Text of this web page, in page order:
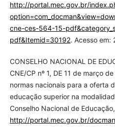
http://portal.mec.gov.br/
cne-ces-564-15-
pdf&Itemid=30192. Acesso em:
CONSELHO NACIONAL DE
CNE/CP nº 1, DE 11 de março
normas nacionais para a oferta
educação superior na
Conselho Nacional de
http://portal.mec.gov.br/